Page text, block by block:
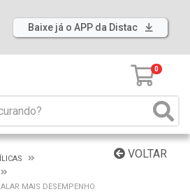
Baixe já o APP da Distac
0
VOLTAR
MAIS DESEMPENHO